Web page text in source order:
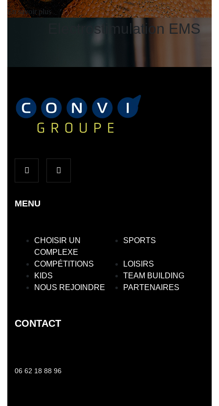
En savoir plus
Electrostimulation EMS
Venez passer un moment merveilleux en famille ou entre amis
En savoir plus
MENU
CHOISIR UN
COMPLEXE
SPORTS
COMPÉTITIONS
LOISIRS
KIDS
TEAM BUILDING
NOUS REJOINDRE
PARTENAIRES
CONTACT
06 62 18 88 96